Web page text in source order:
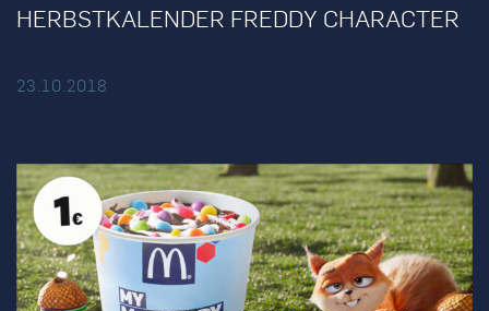
HERBSTKALENDER FREDDY CHARACTER
23.10.2018